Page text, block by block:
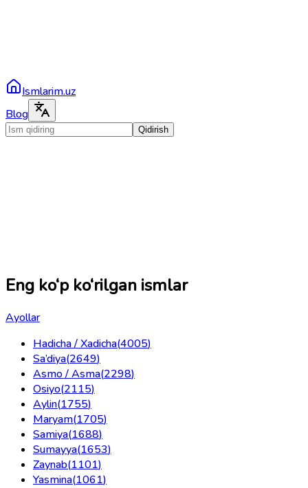
Ismlarim.uz
Blog
Qidirish
Eng ko‘p ko‘rilgan ismlar
Ayollar
Hadicha / Xadicha(4005)
Sa’diya(2649)
Asmo / Asma(2298)
Osiyo(2115)
Aylin(1755)
Maryam(1705)
Samiya(1688)
Sumayya(1653)
Zaynab(1101)
Yasmina(1061)